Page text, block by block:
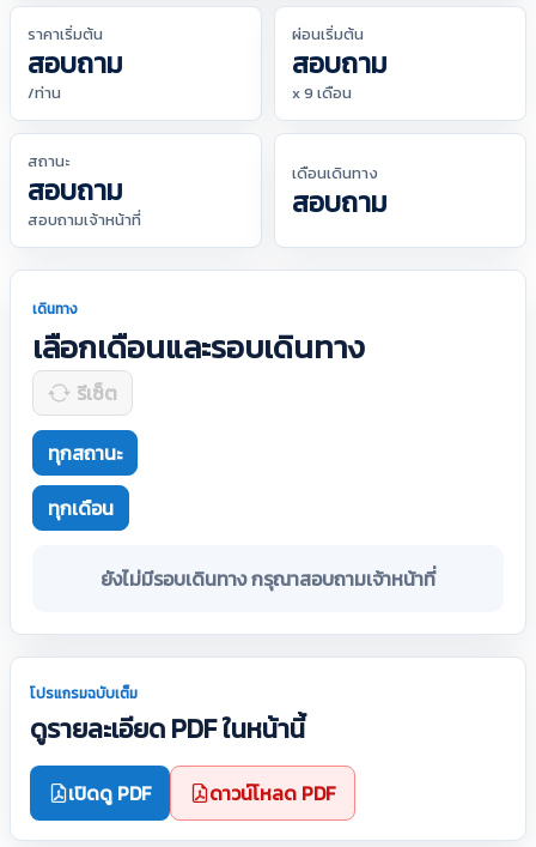
ราคาเริ่มต้น
สอบถาม
/ท่าน
ผ่อนเริ่มต้น
สอบถาม
x 9 เดือน
สถานะ
สอบถาม
สอบถามเจ้าหน้าที่
เดือนเดินทาง
สอบถาม
เดินทาง
เลือกเดือนและรอบเดินทาง
รีเซ็ต
ทุกสถานะ
ทุกเดือน
ยังไม่มีรอบเดินทาง กรุณาสอบถามเจ้าหน้าที่
โปรแกรมฉบับเต็ม
ดูรายละเอียด PDF ในหน้านี้
เปิดดู PDF ดาวน์โหลด PDF